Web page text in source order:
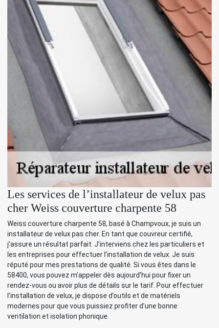
Les services de l’installateur de velux pas
cher Weiss couverture charpente 58
Weiss couverture charpente 58, basé à Champvoux, je suis un
installateur de velux pas cher. En tant que couvreur certifié,
j’assure un résultat parfait. J’interviens chez les particuliers et
les entreprises pour effectuer l’installation de velux. Je suis
réputé pour mes prestations de qualité. Si vous êtes dans le
58400, vous pouvez m’appeler dès aujourd’hui pour fixer un
rendez-vous ou avoir plus de détails sur le tarif. Pour effectuer
l’installation de velux, je dispose d’outils et de matériels
modernes pour que vous puissiez profiter d’une bonne
ventilation et isolation phonique.